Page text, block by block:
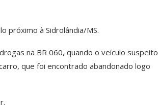
próximo à Sidrolândia/MS.
na BR 060, quando o veículo suspeito
que foi encontrado abandonado logo